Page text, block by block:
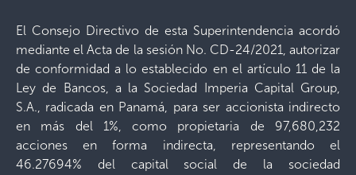
El Consejo Directivo de esta Superintendencia acordó
mediante el Acta de la sesión No. CD-24/2021, autorizar
de conformidad a lo establecido en el artículo 11 de la
Ley de Bancos, a la Sociedad Imperia Capital Group,
S.A., radicada en Panamá, para ser accionista indirecto
en más del 1%, como propietaria de 97,680,232
acciones en forma indirecta, representando el
46.27694% del capital social de la sociedad